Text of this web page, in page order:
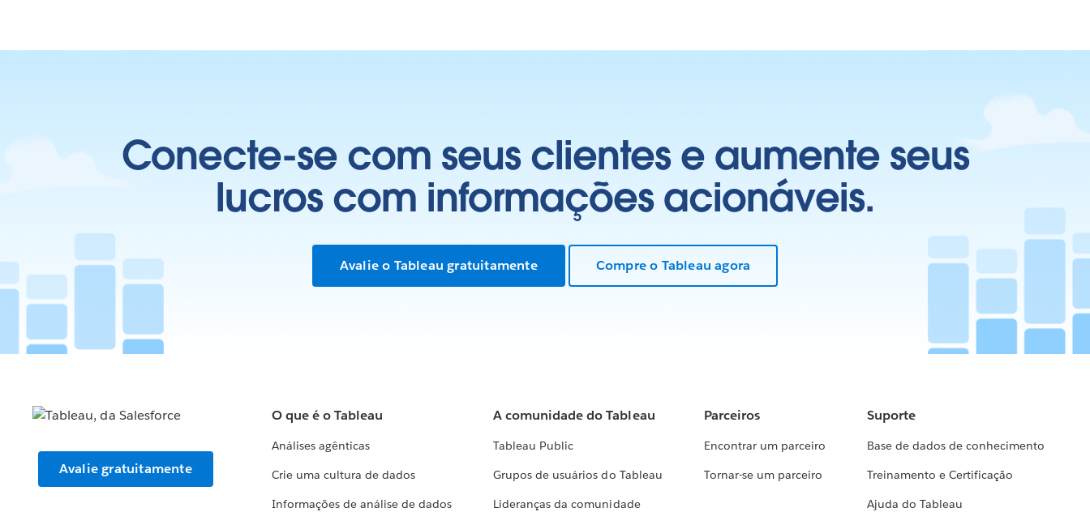
Conecte-se com seus clientes e aumente seus
lucros com informações acionáveis.
Avalie o Tableau gratuitamente Compre o Tableau agora
Avalie gratuitamente
O que é o Tableau
Análises agênticas
Crie uma cultura de dados
Informações de análise de dados
A comunidade do Tableau
Tableau Public
Grupos de usuários do Tableau
Lideranças da comunidade
Parceiros
Encontrar um parceiro
Tornar-se um parceiro
Suporte
Base de dados de conhecimento
Treinamento e Certificação
Ajuda do Tableau